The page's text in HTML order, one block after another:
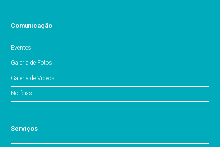
Comunicação
Eventos
Galeria de Fotos
Galeria de Vídeos
Notícias
Serviços